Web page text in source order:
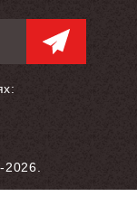
2026.